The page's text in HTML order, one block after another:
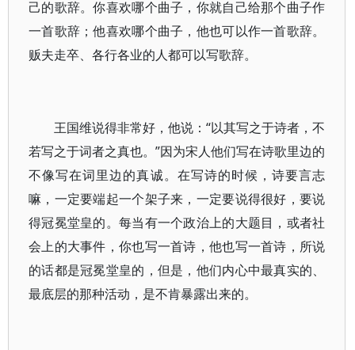
己的歌辞。你喜欢哪个曲子，你就自己给那个曲子作
一首歌辞；他喜欢哪个曲子，他也可以作一首歌辞。
贩夫走卒、各行各业的人都可以写歌辞。
王国维说得非常好，他说：“以其写之于诗者，不
若写之于词者之真也。”因为宋人他们写在诗歌里边的
不像写在词里边的真诚。在写诗的时候，诗要言志
嘛，一定要端起一个架子来，一定要说得很好，要说
得冠冕堂皇的。每当有一个政治上的大题目，或者社
会上的大事件，你也写一首诗，他也写一首诗，所说
的话都是冠冕堂皇的，但是，他们内心中最真实的、
最底层的那种活动，是不肯暴露出来的。